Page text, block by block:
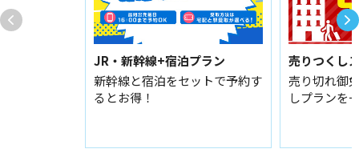
JR・新幹線+宿泊プラン
新幹線と宿泊をセットで予約す
るとお得！
売りつくし
売り切れ御
しプランを